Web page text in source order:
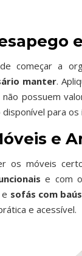
começar a
manter.
não possuem
disponível para
e
os móveis
e com
e sofás com baús
e acessível.